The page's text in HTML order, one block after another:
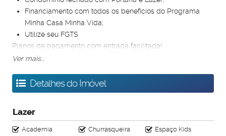
Financiamento com todos os benefícios do Programa
Minha Casa Minha Vida;
Utilize seu FGTS
Planos de pagamento com entrada facilitada!
#minhacasaminhavida #2quartos #casa2quartosbetim
Ver mais...
Detalhes do Imóvel
Lazer
Academia Churrasqueira
Espaço Kids